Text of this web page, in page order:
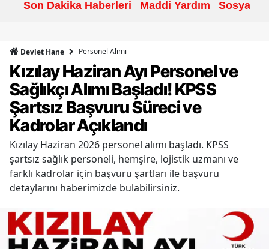
Son Dakika Haberleri Maddi Yardım Sosyal
Devlet Hane Personel Alımı
Kızılay Haziran Ayı Personel ve
Sağlıkçı Alımı Başladı! KPSS
Şartsız Başvuru Süreci ve
Kadrolar Açıklandı
Kızılay Haziran 2026 personel alımı başladı. KPSS
şartsız sağlık personeli, hemşire, lojistik uzmanı ve
farklı kadrolar için başvuru şartları ile başvuru
detaylarını haberimizde bulabilirsiniz.